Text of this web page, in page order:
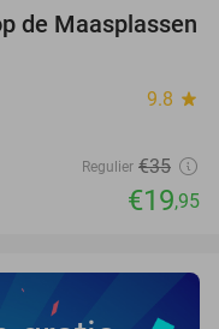
43%
de Maasplassen
9.8 star
Regulier €35
€19,95